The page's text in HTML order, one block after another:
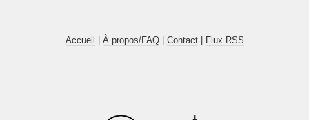
Accueil À propos/FAQ| Contact| Flux RSS